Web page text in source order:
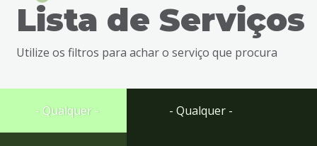
busca
Ir
rodapé
Lista de Serviços
Utilize os filtros para achar o serviço que procura
- Qualquer - - Qualquer -